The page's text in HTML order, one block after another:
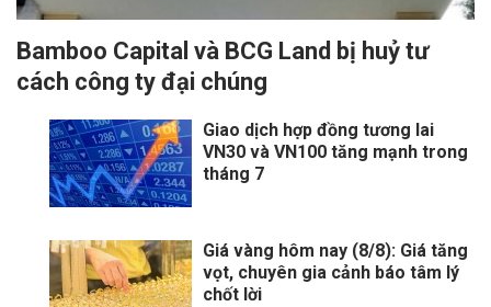
Bamboo Capital và BCG Land bị huỷ tư
cách công ty đại chúng
Giao dịch hợp đồng tương lai
VN30 và VN100 tăng mạnh trong
tháng 7
Giá vàng hôm nay (8/8): Giá tăng
vọt, chuyên gia cảnh báo tâm lý
chốt lời